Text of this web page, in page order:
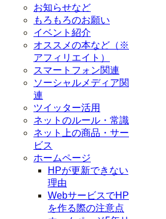
お知らせなど
もろもろのお願い
イベント紹介
オススメの本など（※
アフィリエイト）
スマートフォン関連
ソーシャルメディア関
連
ツイッター活用
ネットのルール・常識
ネット上の商品・サー
ビス
ホームページ
HPが更新できない
理由
WebサービスでHP
を作る際の注意点